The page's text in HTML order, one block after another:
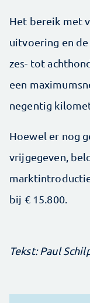
Het bereik met
uitvoering en
zes- tot
een
negentig
Hoewel er nog
vrijgegeven,
bij € 15.800.
Tekst: Paul